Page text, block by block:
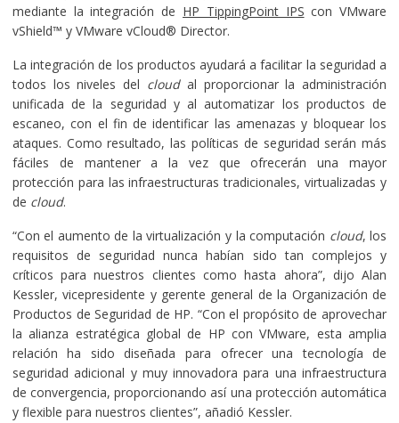
mediante la integración de HP TippingPoint IPS con VMware
vShield™ y VMware vCloud® Director.
La integración de los productos ayudará a facilitar la seguridad a
todos los niveles del cloudal proporcionar la administración
unificada de la seguridad y al automatizar los productos de
escaneo, con el fin de identificar las amenazas y bloquear los
ataques. Como resultado, las políticas de seguridad serán más
fáciles de mantener a la vez que ofrecerán una mayor
protección para las infraestructuras tradicionales, virtualizadas y
de cloud.
“Con el aumento de la virtualización y la computación cloud, los
requisitos de seguridad nunca habían sido tan complejos y
críticos para nuestros clientes como hasta ahora”, dijo Alan
Kessler, vicepresidente y gerente general de la Organización de
Productos de Seguridad de HP. “Con el propósito de aprovechar
la alianza estratégica global de HP con VMware, esta amplia
relación ha sido diseñada para ofrecer una tecnología de
seguridad adicional y muy innovadora para una infraestructura
de convergencia, proporcionando así una protección automática
y flexible para nuestros clientes”, añadió Kessler.